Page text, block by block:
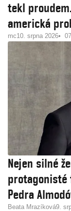
tekl
americká
mc10. srpna 2026
Nejen silné
protagonisté
Pedra
Beata Mrazíková9.